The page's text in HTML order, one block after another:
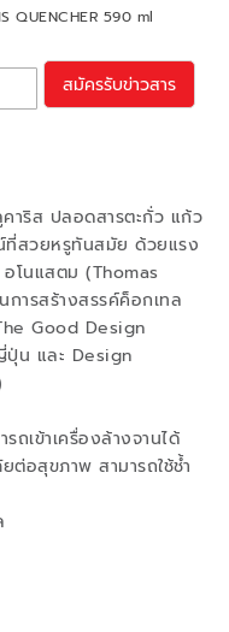
QUENCHER 590 ml
าริส ปลอดสารตะกั่ว แก้ว
ที่สวยหรูทันสมัย ด้วยแรง
โนแสตม (Thomas
ารสร้างสรรค์ค็อกเทล
Good Design
ปุ่น และ Design
เข้าเครื่องล้างจานได้
อสุขภาพ สามารถใช้ช้ำ
สมัครรับข่าวสาร